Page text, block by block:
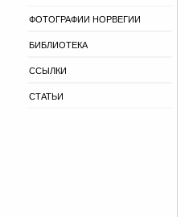
ФОТОГРАФИИ НОРВЕГИИ
БИБЛИОТЕКА
ССЫЛКИ
СТАТЬИ